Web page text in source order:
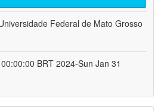
Federal de Mato Grosso
BRT 2024-Sun Jan 31